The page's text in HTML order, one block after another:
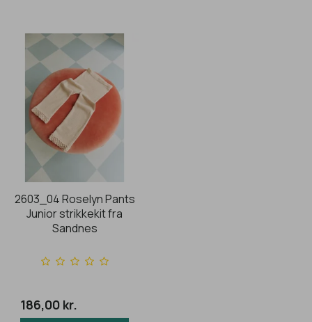
2603_04 Roselyn Pants
Junior strikkekit fra
Sandnes
186,00 kr.